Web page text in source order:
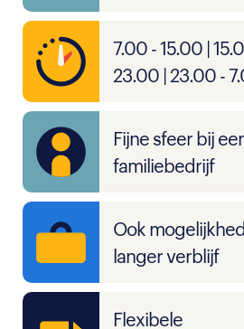
7.00 - 15.00 |
23.00 | 23.00 -
Fijne sfeer bij
familiebedrijf
Ook
langer verblijf
Flexibele